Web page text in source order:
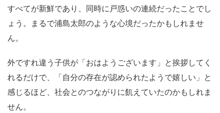
すべてが新鮮であり、同時に戸惑いの連続だったことでし
ょう。まるで浦島太郎のような心境だったかもしれませ
ん。
外ですれ違う子供が「おはようございます」と挨拶してく
れるだけで、「自分の存在が認められたようで嬉しい」と
感じるほど、社会とのつながりに飢えていたのかもしれま
せん。